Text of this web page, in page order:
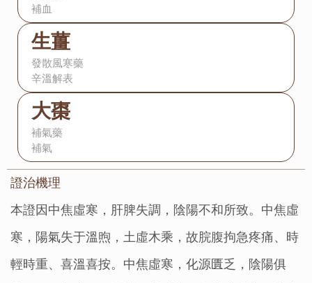
補血
生薑
發散風寒藥
辛溫解表
大棗
補氣藥
補氣
證治機理：
本證因中焦虛寒，肝脾失調，陰陽不和所致。中焦虛
寒，陽氣失于溫煦，土虛木乘，故脘腹拘急疼痛、時
輕時重、喜溫喜按。中焦虛寒，化源匱乏，陰陽俱